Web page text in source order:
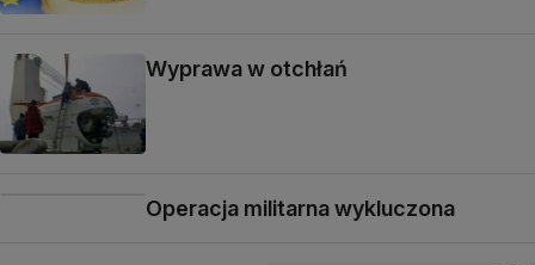
Wyprawa w otchłań
Operacja militarna wykluczona